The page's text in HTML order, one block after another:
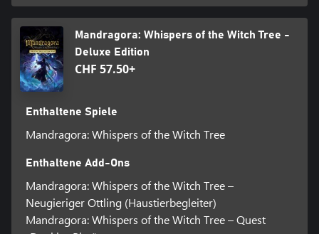
Mandragora: Whispers of the Witch Tree -
Deluxe Edition
CHF 57.50+
Enthaltene Spiele
Mandragora: Whispers of the Witch Tree
Enthaltene Add-Ons
Mandragora: Whispers of the Witch Tree –
Neugieriger Ottling (Haustierbegleiter)
Mandragora: Whispers of the Witch Tree – Quest